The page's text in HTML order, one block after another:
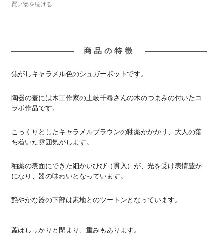
買い物を続ける
商品の特徴
焦がしキャラメル色のシュガーポットです。
陶器の蓋には木工作家の土岐千尋さんの木のつまみの付いたコ
ラボ作品です。
こっくりとしたキャラメルブラウンの釉薬がかかり、大人の落
ち着いた雰囲気がします。
釉薬の表面にできた細かいひび（貫入）が、光を受け表情豊か
になり、器の味わいとなっています。
艶やかな器の下部は素地とのツートンとなっています。
蓋はしっかりと閉まり、重みもあります。